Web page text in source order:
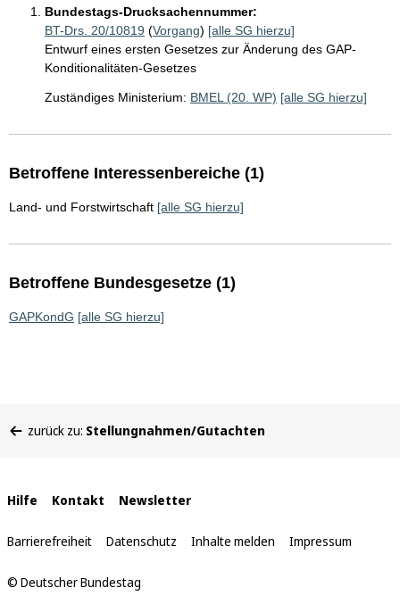
Bundestags-Drucksachennummer:
BT-Drs. 20/10819 (Vorgang) [alle SG hierzu]
Entwurf eines ersten Gesetzes zur Änderung des GAP-
Konditionalitäten-Gesetzes
Zuständiges Ministerium: BMEL (20. WP) [alle SG hierzu]
Betroffene Interessenbereiche (1)
Land- und Forstwirtschaft [alle SG hierzu]
Betroffene Bundesgesetze (1)
GAPKondG [alle SG hierzu]
befinden
zurück zu: Stellungnahmen/Gutachten
Interne
Links
Hilfe Kontakt Newsletter
Barrierefreiheit Datenschutz Inhalte melden Impressum
© Deutscher Bundestag